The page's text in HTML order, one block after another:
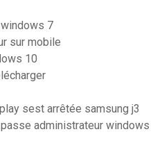
7
sur mobile
10
sest arrêtée samsung j3
administrateur windows